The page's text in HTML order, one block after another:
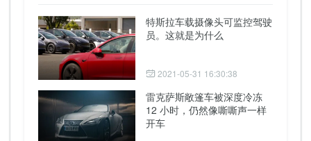
特斯拉车载摄像头可监控驾驶
员。这就是为什么
2021-05-31 16:30:38
雷克萨斯敞篷车被深度冷冻
12 小时，仍然像嘶嘶声一样
开车